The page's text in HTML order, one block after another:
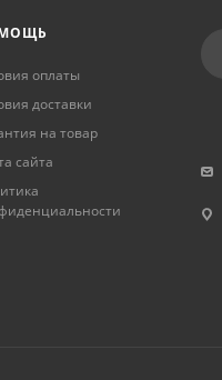
оплаты
доставки
на товар
сайта